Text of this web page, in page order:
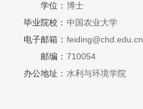
学位： 博士
毕业院校： 中国农业大学
电子邮箱： feiding@chd.edu.cn
邮编： 710054
办公地址： 水利与环境学院